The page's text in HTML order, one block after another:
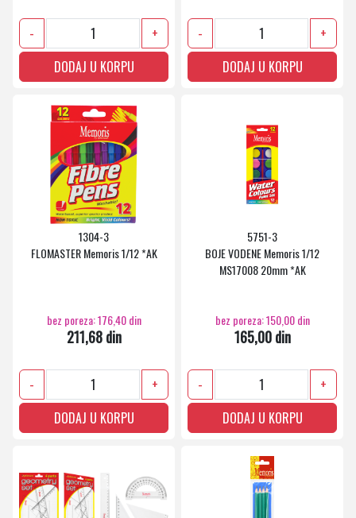
-
+
DODAJ U KORPU
-
+
DODAJ U KORPU
1304-3
FLOMASTER Memoris 1/12 *AK
bez poreza: 176,40 din
211,68 din
-
+
DODAJ U KORPU
5751-3
BOJE VODENE Memoris 1/12
MS17008 20mm *AK
bez poreza: 150,00 din
165,00 din
-
+
DODAJ U KORPU